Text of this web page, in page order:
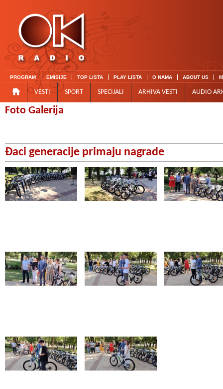
PROGRAM EMISIJE TOP LISTA PLAY LISTA O NAMA ABOUT US
VESTI SPORT SPECIJALI ARHIVA VESTI AUDIO
Foto Galerija
Đaci generacije primaju nagrade